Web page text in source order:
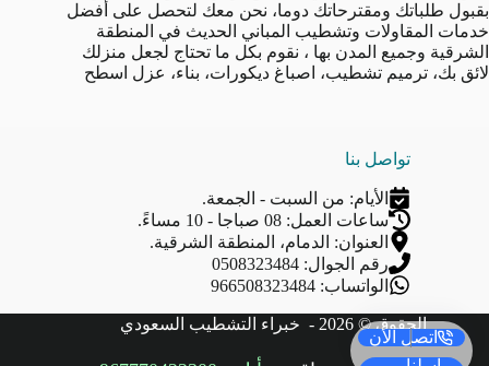
بقبول طلباتك ومقترحاتك دوما، نحن معك لتحصل على أفضل
خدمات المقاولات وتشطيب المباني الحديث في المنطقة
الشرقية وجميع المدن بها ، نقوم بكل ما تحتاج لجعل منزلك
لائق بك، ترميم تشطيب، اصباغ ديكورات، بناء، عزل اسطح
تواصل بنا
الأيام: من السبت - الجمعة.
ساعات العمل: 08 صباجا - 10 مساءً.
العنوان: الدمام، المنطقة الشرقية.
رقم الجوال: 0508323484
الواتساب: 966508323484
الحقوق © 2026 - خبراء التشطيب السعودي
اتصل الأن